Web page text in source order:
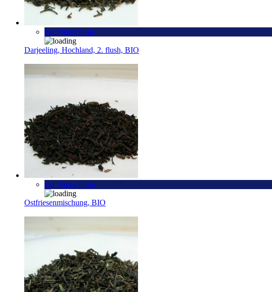
zur Wunschliste
Darjeeling, Hochland, 2. flush, BIO
zur Wunschliste
Ostfriesenmischung, BIO